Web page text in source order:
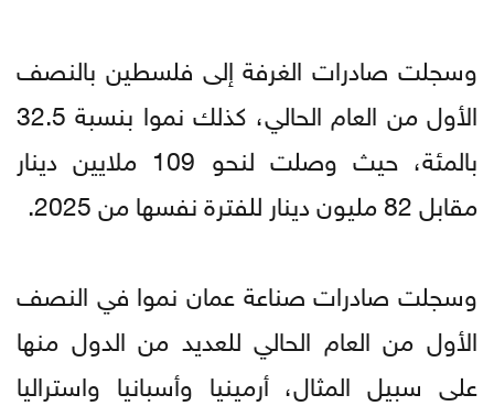
وسجلت صادرات الغرفة إلى فلسطين بالنصف
الأول من العام الحالي، كذلك نموا بنسبة 32.5
بالمئة، حيث وصلت لنحو 109 ملايين دينار
مقابل 82 مليون دينار للفترة نفسها من 2025.
وسجلت صادرات صناعة عمان نموا في النصف
الأول من العام الحالي للعديد من الدول منها
على سبيل المثال، أرمينيا وأسبانيا واستراليا